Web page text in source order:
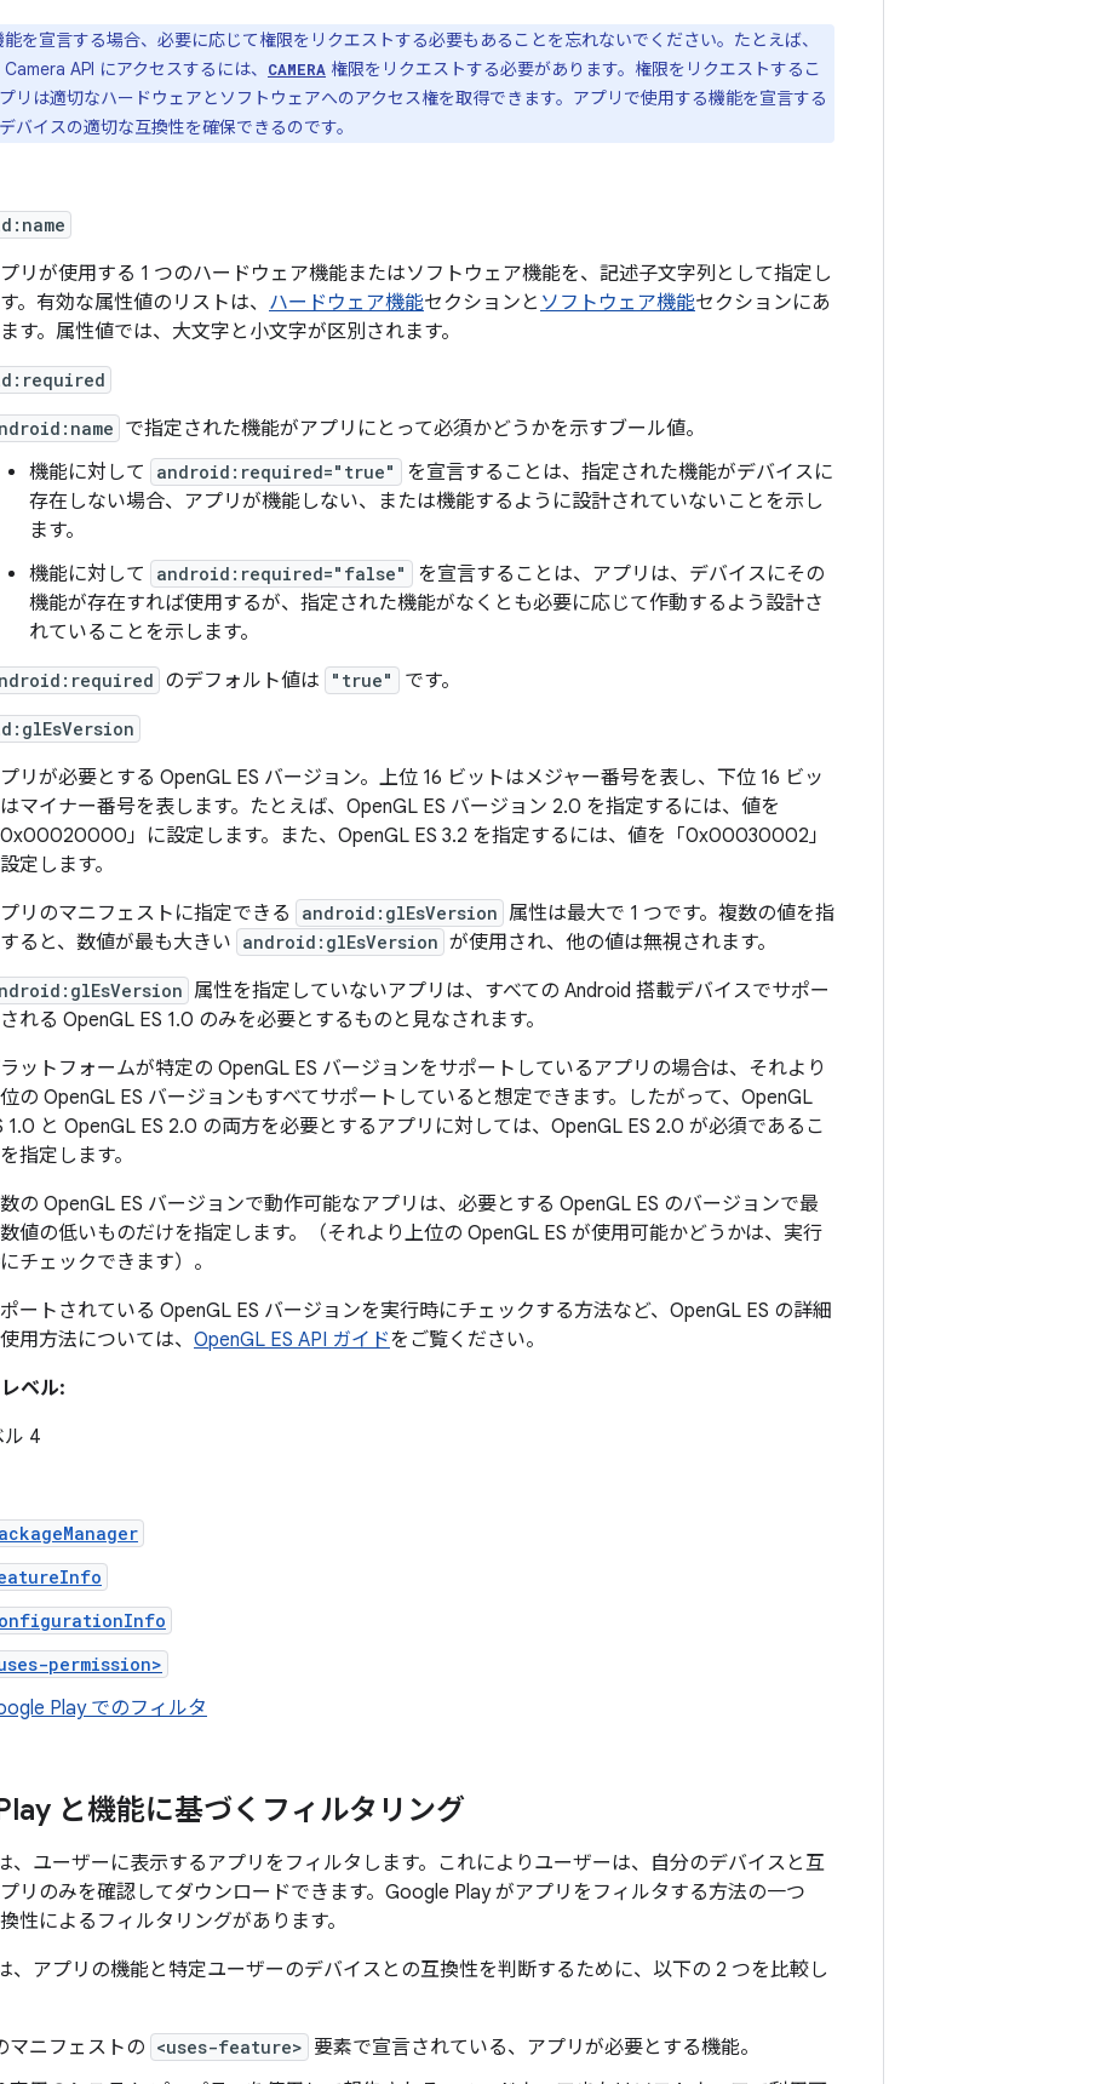
能を宣言する場合、必要に応じて権限をリクエストする必要もあることを忘れないでください。たとえば、
API にアクセスするには、
CAMERA 権限をリクエストする必要があります。権限をリクエストするこ
リは適切なハードウェアとソフトウェアへのアクセス権を取得できます。アプリで使用する機能を宣言する
バイスの適切な互換性を確保できるのです。
リが使用する 1 つのハードウェア機能またはソフトウェア機能を、記述子文字列として指定し
。有効な属性値のリストは、 ハードウェア機能セクションと ソフトウェア機能セクションにあ
す。属性値では、大文字と小文字が区別されます。
で指定された機能がアプリにとって必須かどうかを示すブール値。
機能に対して
android:required="true"
を宣言することは、指定された機能がデバイスに
存在しない場合、アプリが機能しない、または機能するように設計されていない ことを示し
ます。
機能に対して
android:required="false"
を宣言することは、アプリは、デバイスにその
機能が存在すれば使用するが、指定された機能がなくとも必要に応じて作動するよう設計さ
れている ことを示します。
のデフォルト値は "true" です。
リが必要とする OpenGL ES バージョン。上位 16 ビットはメジャー番号を表し、下位 16 ビッ
はマイナー番号を表します。たとえば、OpenGL ES バージョン 2.0 を指定するには、値を
0x00020000」に設定します。また、OpenGL ES 3.2 を指定するには、値を「0x00030002」
定します。
リのマニフェストに指定できる
android:glEsVersion 属性は最大で 1 つです。複数の値を指
ると、数値が最も大きい android:glEsVersion が使用され、他の値は無視されます。
属性を指定していないアプリは、すべての Android 搭載デバイスでサポー
される OpenGL ES 1.0 のみを必要とするものと見なされます。
ットフォームが特定の OpenGL ES バージョンをサポートしているアプリの場合は、それより
の OpenGL ES バージョンもすべてサポートしていると想定できます。したがって、OpenGL
1.0 と OpenGL ES 2.0 の両方を必要とするアプリに対しては、OpenGL ES 2.0 が必須であるこ
指定します。
の OpenGL ES バージョンで動作可能なアプリは、必要とする OpenGL ES のバージョンで最
値の低いものだけを指定します。（それより上位の OpenGL ES が使用可能かどうかは、実行
チェックできます）。
ートされている OpenGL ES バージョンを実行時にチェックする方法など、OpenGL ES の詳細
用方法については、 OpenGL ES API ガイドをご覧ください。
ベル:
ル 4
permission>
Play でのフィルタ
と機能に基づくフィルタリング
、ユーザーに表示するアプリをフィルタします。これによりユーザーは、自分のデバイスと互
リのみを確認してダウンロードできます。Google Play がアプリをフィルタする方法の一つ
性によるフィルタリングがあります。
、アプリの機能と特定ユーザーのデバイスとの互換性を判断するために、以下の 2 つを比較し
マニフェストの <uses-feature> 要素で宣言されている、アプリが必要とする機能。